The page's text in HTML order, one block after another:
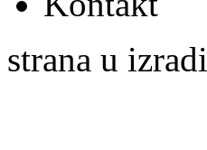
strana u izradi